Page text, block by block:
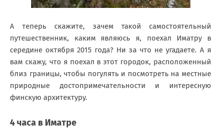
А теперь скажите, зачем такой самостоятельный
путешественник, каким являюсь я, поехал Иматру в
середине октября 2015 года? Ни за что не угадаете. А я
вам скажу, что я поехал в этот городок, расположенный
близ границы, чтобы погулять и посмотреть на местные
природные достопримечательности и интересную
финскую архитектуру.
4 часа в Иматре